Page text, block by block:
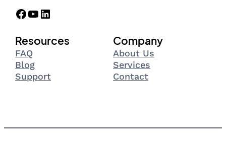
Facebook YouTube LinkedIn
Resources
FAQ
Blog
Support
Company
About Us
Services
Contact